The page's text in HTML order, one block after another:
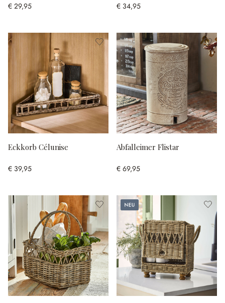
€ 29,95 € 34,95
Eckkorb Célunise
€ 39,95
Abfalleimer Flistar
€ 69,95
Neu